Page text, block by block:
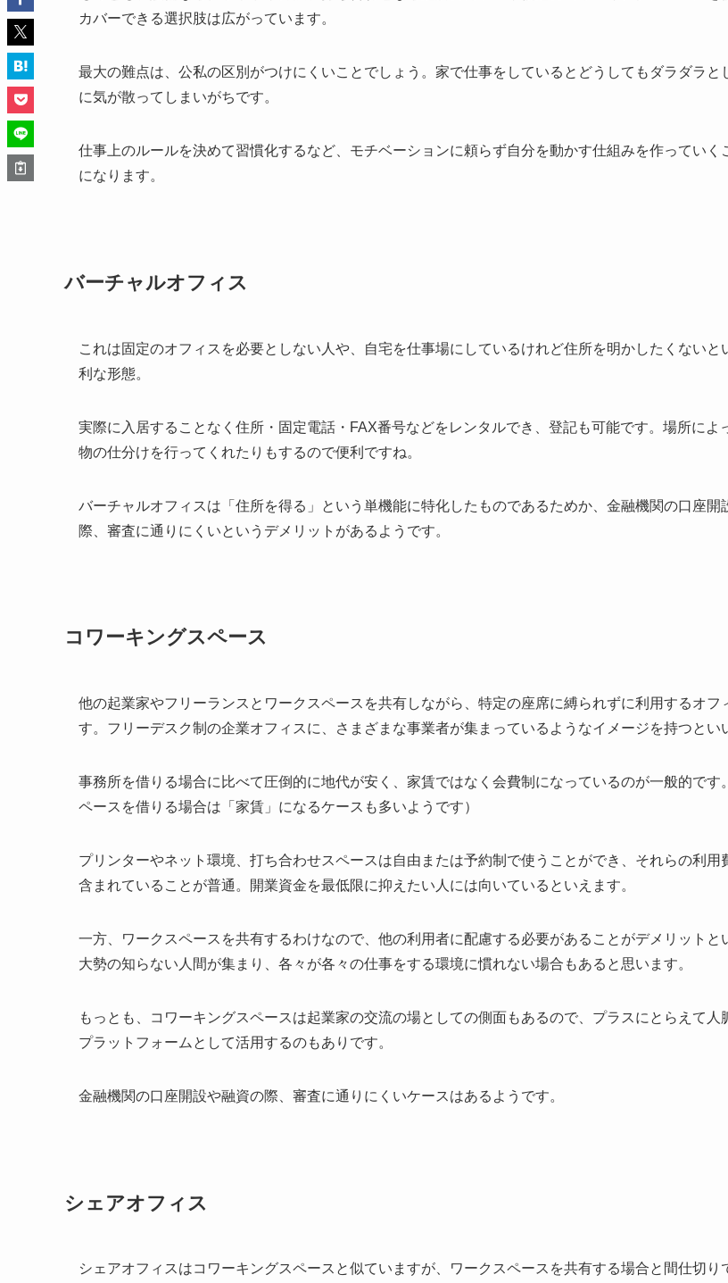
カバーできる選択肢は広がっています。
最大の難点は、公私の区別がつけにくいことでしょう。家で仕事をしているとどうしてもダラダラと
に気が散ってしまいがちです。
仕事上のルールを決めて習慣化するなど、モチベーションに頼らず自分を動かす仕組みを作っていく
になります。
バーチャルオフィス
これは固定のオフィスを必要としない人や、自宅を仕事場にしているけれど住所を明かしたくないと
利な形態。
実際に入居することなく住所・固定電話・FAX番号などをレンタルでき、登記も可能です。場所によ
物の仕分けを行ってくれたりもするので便利ですね。
バーチャルオフィスは「住所を得る」という単機能に特化したものであるためか、金融機関の口座開
際、審査に通りにくいというデメリットがあるようです。
コワーキングスペース
他の起業家やフリーランスとワークスペースを共有しながら、特定の座席に縛られずに利用するオフ
す。フリーデスク制の企業オフィスに、さまざまな事業者が集まっているようなイメージを持つとい
事務所を借りる場合に比べて圧倒的に地代が安く、家賃ではなく会費制になっているのが一般的です
ペースを借りる場合は「家賃」になるケースも多いようです）
プリンターやネット環境、打ち合わせスペースは自由または予約制で使うことができ、それらの利用
含まれていることが普通。開業資金を最低限に抑えたい人には向いているといえます。
一方、ワークスペースを共有するわけなので、他の利用者に配慮する必要があることがデメリットと
大勢の知らない人間が集まり、各々が各々の仕事をする環境に慣れない場合もあると思います。
もっとも、コワーキングスペースは起業家の交流の場としての側面もあるので、プラスにとらえて人
プラットフォームとして活用するのもありです。
金融機関の口座開設や融資の際、審査に通りにくいケースはあるようです。
シェアオフィス
シェアオフィスはコワーキングスペースと似ていますが、ワークスペースを共有する場合と間仕切り